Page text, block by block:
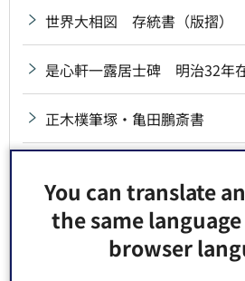
You can translate
the same
browser
世界大相図 存統書（版摺）
是心軒一露居士碑 明治32年
正木樸筆塚・亀田鵬斎書
西誉蓮入入定墳の碑